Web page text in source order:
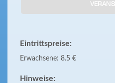
Eintrittspreise:
Erwachsene: 8.5 €
Hinweise: